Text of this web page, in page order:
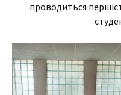
проводиться